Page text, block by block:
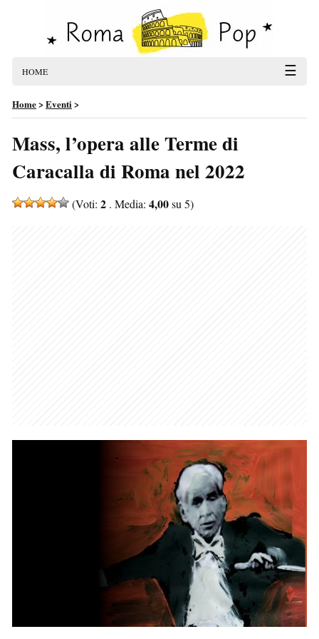
HOME ☰
Home>Eventi>
Mass, l’opera alle Terme di
Caracalla di Roma nel 2022
(Voti: 2 . Media: 4,00su 5)